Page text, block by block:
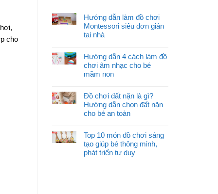
cho
Hướng dẫn làm đồ chơi
Montessori siêu đơn giản
tại nhà
Hướng dẫn 4 cách làm đồ
chơi âm nhạc cho bé
mầm non
Đồ chơi đất nặn là gì?
Hướng dẫn chọn đất nặn
cho bé an toàn
Top 10 món đồ chơi sáng
tạo giúp bé thông minh,
phát triển tư duy